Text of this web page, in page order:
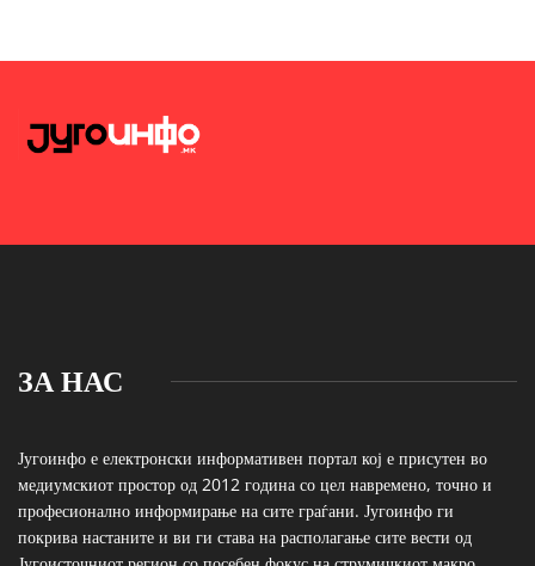
ЗА НАС
Југоинфо е електронски информативен портал кој е присутен во
медиумскиот простор од 2012 година со цел навремено, точно и
професионално информирање на сите граѓани. Југоинфо ги
покрива настаните и ви ги става на располагање сите вести од